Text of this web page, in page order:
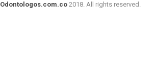
Odontologos.com.co 2018. All rights reserved.